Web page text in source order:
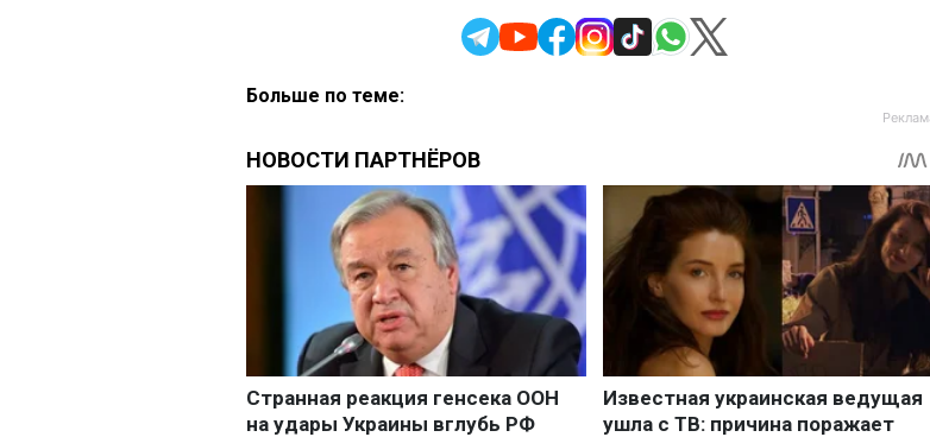
Больше по теме: